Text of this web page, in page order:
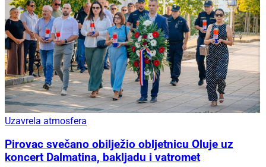
Uzavrela atmosfera
Pirovac svečano obilježio obljetnicu Oluje uz
koncert Dalmatina, bakljadu i vatromet